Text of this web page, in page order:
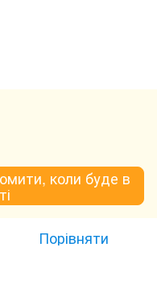
коли буде в
Порівняти